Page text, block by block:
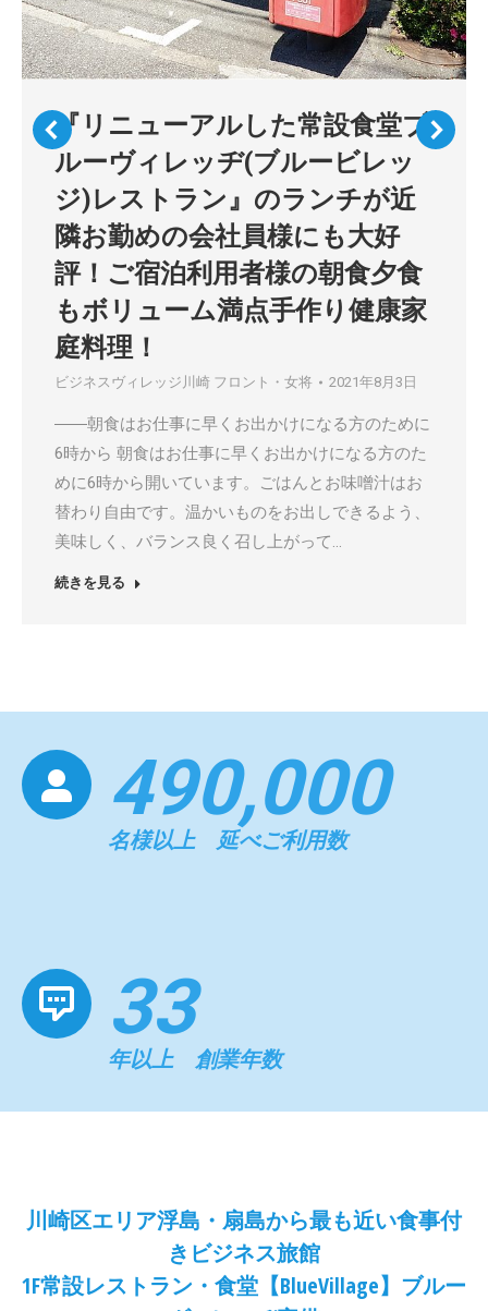
『リニューアルした常設食堂ブ
ルーヴィレッヂ(ブルービレッ
ジ)レストラン』のランチが近
隣お勤めの会社員様にも大好
評！ご宿泊利用者様の朝食夕食
もボリューム満点手作り健康家
庭料理！
ビジネスヴィレッジ川崎 フロント・女将 2021年8月3日
――朝食はお仕事に早くお出かけになる方のために
6時から 朝食はお仕事に早くお出かけになる方のた
めに6時から開いています。ごはんとお味噌汁はお
替わり自由です。温かいものをお出しできるよう、
美味しく、バランス良く召し上がって…
続きを見る
490,000
名様以上 延べご利用数
33
年以上 創業年数
川崎区エリア浮島・扇島から最も近い食事付
きビジネス旅館
1F常設レストラン・食堂【BlueVillage】ブルー